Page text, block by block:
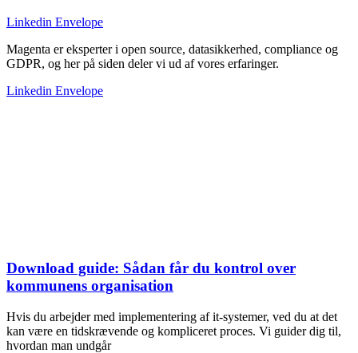
Linkedin Envelope
Magenta er eksperter i open source, datasikkerhed, compliance og
GDPR, og her på siden deler vi ud af vores erfaringer.
Linkedin Envelope
Download guide: Sådan får du kontrol over
kommunens organisation
Hvis du arbejder med implementering af it-systemer, ved du at det
kan være en tidskrævende og kompliceret proces. Vi guider dig til,
hvordan man undgår